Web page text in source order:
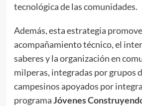
tecnológica de las comunidades.
Además, esta estrategia
acompañamiento técnico, el
saberes y la organización en
milperas, integradas por grupos
campesinos apoyados por
programaJóvenes